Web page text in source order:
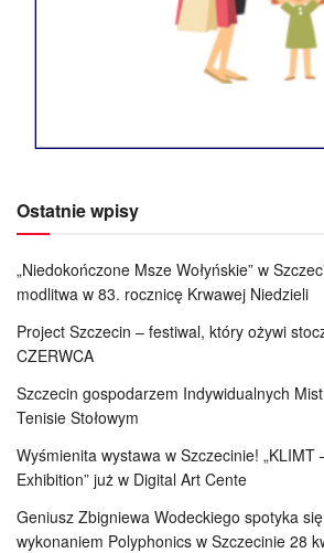
Ostatnie wpisy
„Niedokończone Msze Wołyńskie” w
modlitwa w 83. rocznicę Krwawej Niedzieli
Project Szczecin – festiwal, który ożywi
CZERWCA
Szczecin gospodarzem Indywidualnych
Tenisie Stołowym
Wyśmienita wystawa w Szczecinie! „KLIMT
Exhibition” już w Digital Art Cente
Geniusz Zbigniewa Wodeckiego spotyka
wykonaniem Polyphonics w Szczecinie 28